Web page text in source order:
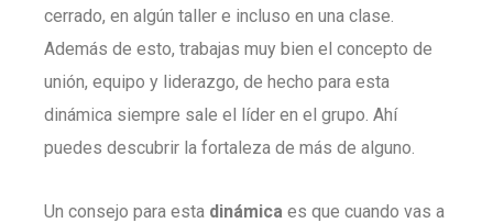
cerrado, en algún taller e incluso en una clase.
Además de esto, trabajas muy bien el concepto de
unión, equipo y liderazgo, de hecho para esta
dinámica siempre sale el líder en el grupo. Ahí
puedes descubrir la fortaleza de más de alguno.
Un consejo para esta dinámica es que cuando vas a